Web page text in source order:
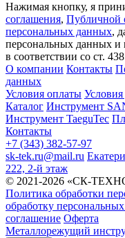
Нажимая кнопку, я
соглашения, Публичной
персональных данных,
персональных данных и
в соответствии со ст.
О компании Контакты
данных
Условия оплаты Условия
Каталог Инструмент
Инструмент TaeguTec
Контакты
+7 (343) 382-57-97
sk-tek.ru@mail.ru
222, 2-й этаж
© 2021-2026 «СК-
Политика обработки
обработку
соглашение Оферта
Металлорежущий